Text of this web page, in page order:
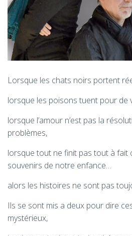
Lorsque les chats noirs portent
lorsque les poisons tuent pour de
lorsque l’amour n’est pas la
problèmes,
lorsque tout ne finit pas tout à fait
souvenirs de notre enfance…
alors les histoires ne sont pas
Ils se sont mis a deux pour dire
mystérieux,